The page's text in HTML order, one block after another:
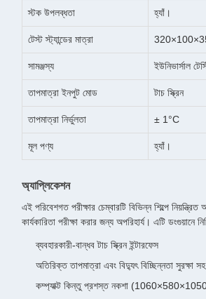
স্টক উপলব্ধতা হ্যাঁ।
টেস্ট স্ট্যান্ডের মাত্রা
সামঞ্জস্য ইউনিভার্সাল
তাপমাত্রা ইনপুট মোড টাচ স্ক্রিন
তাপমাত্রা নির্ভুলতা ± 1°C
মূল পণ্য হ্যাঁ।
অ্যাপ্লিকেশন
এই পরিবেশগত পরীক্ষার চেম্বারটি বিভিন্ন শিল্পে
কার্যকারিতা পরীক্ষা করার জন্য অপরিহার্য। এটি ডংগুয়ানে
ব্যবহারকারী-বান্ধব টাচ স্ক্রিন ইন্টারফেস
অতিরিক্ত তাপমাত্রা এবং বিদ্যুৎ বিচ্ছিন্নতা সুরক্ষা সহ
কম্প্যাক্ট কিন্তু প্রশস্ত নকশা